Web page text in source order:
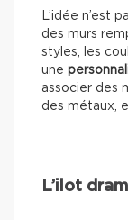
L’idée n’est
des murs
styles, les
une
associer des
des métaux,
L’ilot